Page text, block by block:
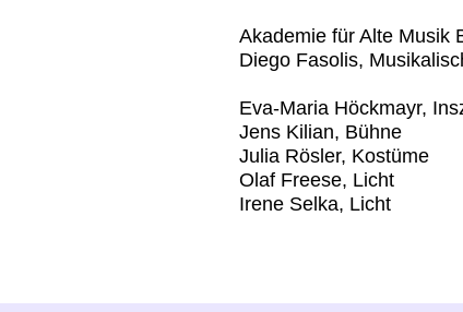
Akademie für Alte Musik
Diego Fasolis,
Eva-Maria Höckmayr,
Jens Kilian, Bühne
Julia Rösler, Kostüme
Olaf Freese, Licht
Irene Selka, Licht